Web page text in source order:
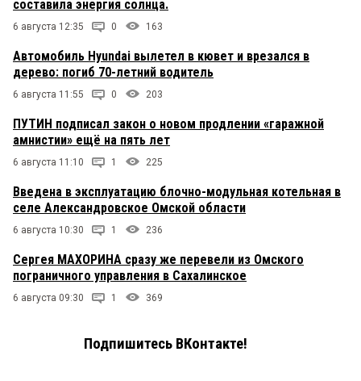
составила энергия солнца.
6 августа 12:35 0 163
Автомобиль Hyundai вылетел в кювет и врезался в
дерево: погиб 70-летний водитель
6 августа 11:55 0 203
ПУТИН подписал закон о новом продлении «гаражной
амнистии» ещё на пять лет
6 августа 11:10 1 225
Введена в эксплуатацию блочно-модульная котельная в
селе Александровское Омской области
6 августа 10:30 1 236
Сергея МАХОРИНА сразу же перевели из Омского
пограничного управления в Сахалинское
6 августа 09:30 1 369
Подпишитесь ВКонтакте!